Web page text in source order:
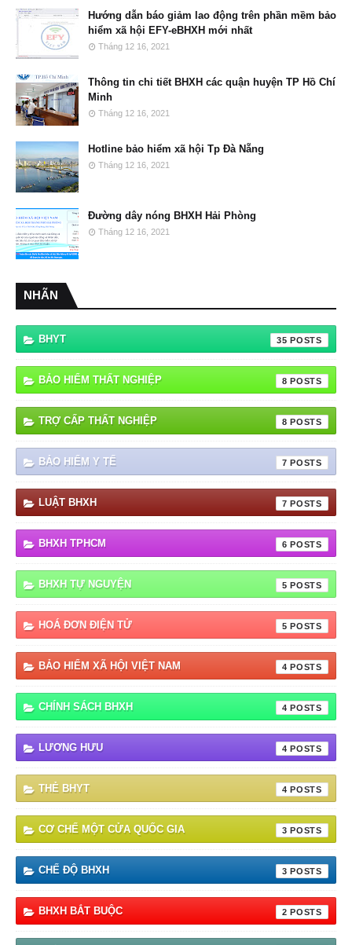
Hướng dẫn báo giảm lao động trên phần mềm bảo
hiểm xã hội EFY-eBHXH mới nhất
Tháng 12 16, 2021
Thông tin chi tiết BHXH các quận huyện TP Hồ Chí
Minh
Tháng 12 16, 2021
Hotline bảo hiểm xã hội Tp Đà Nẵng
Tháng 12 16, 2021
Đường dây nóng BHXH Hải Phòng
Tháng 12 16, 2021
NHÃN
BHYT 35
BẢO HIỂM THẤT NGHIỆP 8
TRỢ CẤP THẤT NGHIỆP 8
BẢO HIỂM Y TẾ 7
LUẬT BHXH 7
BHXH TPHCM 6
BHXH TỰ NGUYỆN 5
HOÁ ĐƠN ĐIỆN TỬ 5
BẢO HIỂM XÃ HỘI VIỆT NAM 4
CHÍNH SÁCH BHXH 4
LƯƠNG HƯU 4
THẺ BHYT 4
CƠ CHẾ MỘT CỬA QUỐC GIA 3
CHẾ ĐỘ BHXH 3
BHXH BẮT BUỘC 2